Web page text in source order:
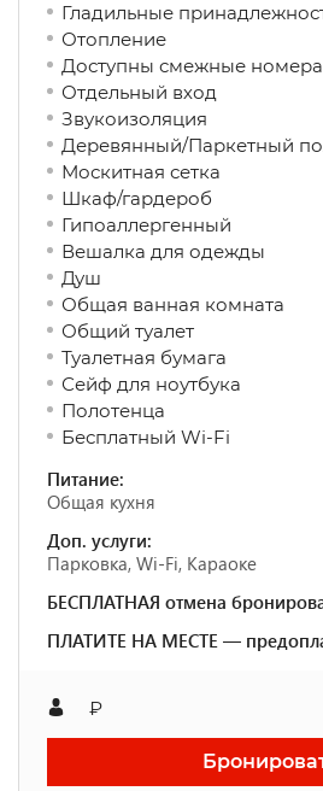
Гладильные
Отопление
Доступны смежные номера
Отдельный вход
Звукоизоляция
Деревянный/Паркетный
Москитная сетка
Шкаф/гардероб
Гипоаллергенный
Вешалка для одежды
Душ
Общая ванная комната
Общий туалет
Туалетная бумага
Сейф для ноутбука
Полотенца
Бесплатный Wi-Fi
Питание:
Общая кухня
Доп. услуги:
Парковка, Wi-Fi, Караоке
БЕСПЛАТНАЯ отмена
ПЛАТИТЕ НА МЕСТЕ —
₽